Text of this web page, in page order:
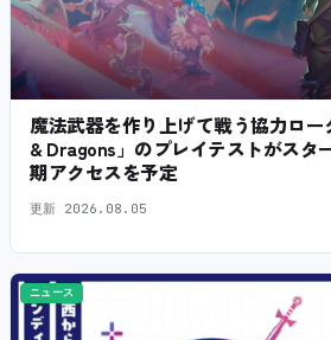
魔法武器を作り上げて戦う協力ロー
& Dragons」のプレイテストがスタ
期アクセスを予定
更新 2026.08.05
ニュース